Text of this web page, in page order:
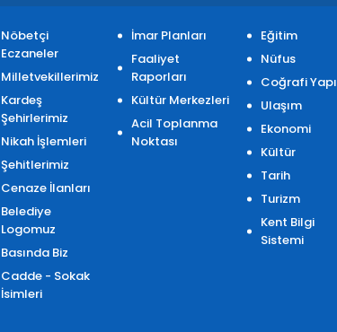
Nöbetçi
Eczaneler
Milletvekillerimiz
Kardeş
Şehirlerimiz
Nikah İşlemleri
Şehitlerimiz
Cenaze İlanları
Belediye
Logomuz
Basında Biz
Cadde - Sokak
İsimleri
İmar Planları
Faaliyet
Raporları
Kültür Merkezleri
Acil Toplanma
Noktası
Eğitim
Nüfus
Coğrafi Yapı
Ulaşım
Ekonomi
Kültür
Tarih
Turizm
Kent Bilgi
Sistemi